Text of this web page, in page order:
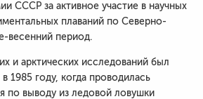
СССР за активное участие в научных
плаваний по Северно-
весенний период.
и арктических исследований был
1985 году, когда проводилась
по выводу из ледовой ловушки